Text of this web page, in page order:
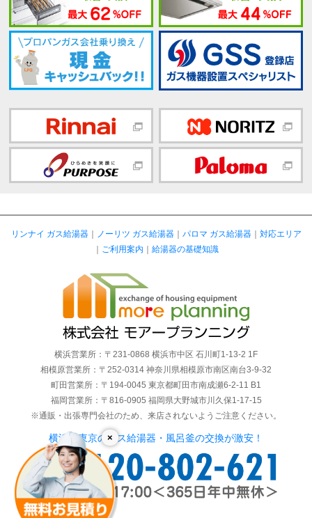
×
リンナイ ガス給湯器｜ ノーリツ ガス給湯器｜ パロマ ガス給湯器｜ 対応エリア
ご利用案内 給湯器の基礎知識
横浜営業所：〒231-0868 横浜市中区 石川町1-13-2 1F
相模原営業所：〒252-0314 神奈川県相模原市南区南台3-9-32
町田営業所：〒194-0045 東京都町田市南成瀬6-2-11 B1
福岡営業所：〒816-0905 福岡県大野城市川久保1-17-15
※通販・出張専門会社のため、来店されないようご注意ください。
横浜・東京のガス給湯器・風呂釜の交換が激安！